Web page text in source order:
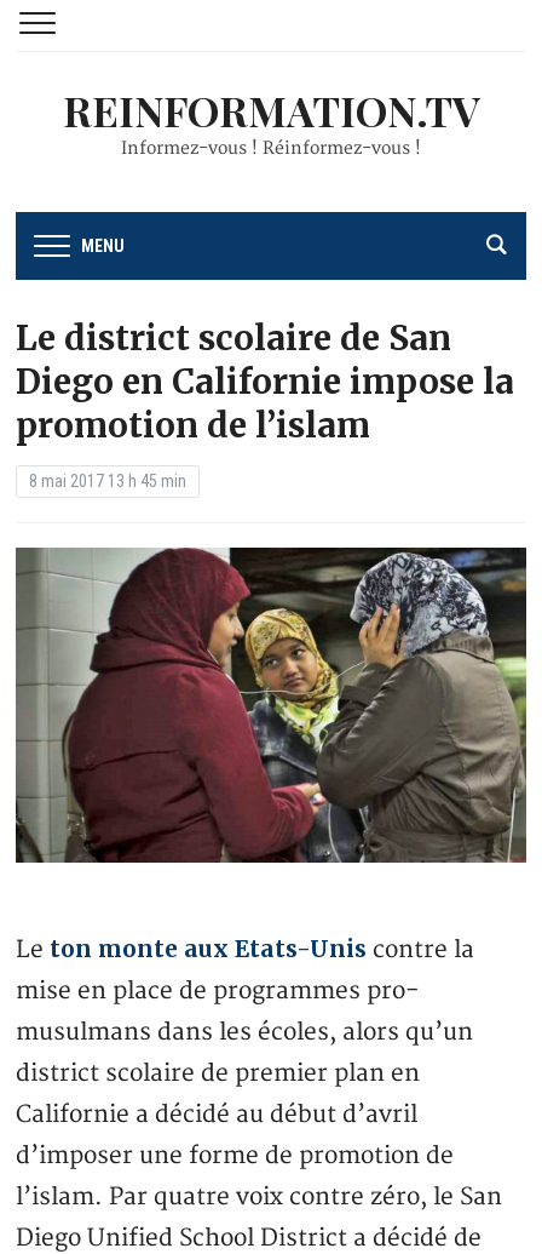
REINFORMATION.TV
Informez-vous ! Réinformez-vous !
MENU
Le district scolaire de San
Diego en Californie impose la
promotion de l’islam
8 mai 2017 13 h 45 min
Le ton monte aux Etats-Unis contre la
mise en place de programmes pro-
musulmans dans les écoles, alors qu’un
district scolaire de premier plan en
Californie a décidé au début d’avril
d’imposer une forme de promotion de
l’islam. Par quatre voix contre zéro, le San
Diego Unified School District a décidé de